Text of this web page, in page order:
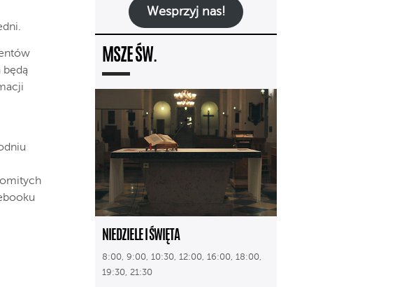
Wesprzyj nas!
MSZE ŚW.
NIEDZIELE I ŚWIĘTA
8:00, 9:00, 10:30, 12:00, 16:00, 18:00,
19:30, 21:30